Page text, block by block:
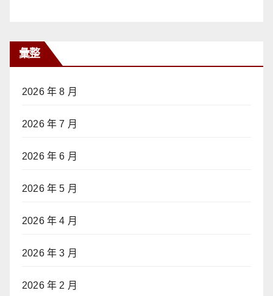
彙整
2026 年 8 月
2026 年 7 月
2026 年 6 月
2026 年 5 月
2026 年 4 月
2026 年 3 月
2026 年 2 月